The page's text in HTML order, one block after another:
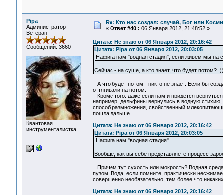
Pipa
Администратор
Ветеран
Сообщений: 3660
Квантовая
инструменталистка
Re: Кто нас создал: случай, Бог или
« Ответ #40 : 06 Января 2012, 21:48:52 »
Цитата: Не знаю от 06 Января 2012, 20:16:42
Цитата: Pipa от 06 Января 2012, 20:03:05
Нафига нам "водная стадия", если живем мы на
Сейчас - на суше, а кто знает, что будет
А что будет потом - никто не знает. Если бы
оттягивали на потом.
Кроме того, даже если нам и придется
например, дельфины вернулись в водную
способ размножения, свойственный
пошла дальше.
Цитата: Не знаю от 06 Января 2012, 20:16:42
Цитата: Pipa от 06 Января 2012, 20:03:05
Нафига нам "водная стадия"
Вообще, как вы себе представляете процесс
Причем тут сухость или мокрость? Водная
пузом. Вода, если помните, практически
совершенно необязательно, тем более что
Цитата: Не знаю от 06 Января 2012, 20:16:42